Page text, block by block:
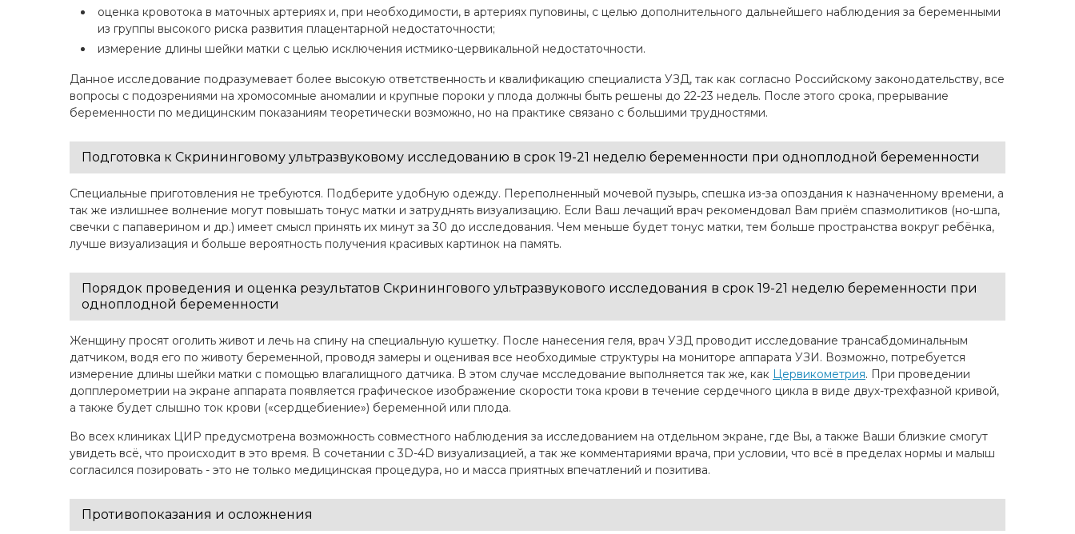
оценка кровотока в маточных артериях и, при необходимости, в артериях пуповины, с целью дополнительного дальнейшего наблюдения за беременными
из группы высокого риска развития плацентарной недостаточности;
измерение длины шейки матки с целью исключения истмико-цервикальной недостаточности.
Данное исследование подразумевает более высокую ответственность и квалификацию специалиста УЗД, так как согласно Российскому законодательству, все
вопросы с подозрениями на хромосомные аномалии и крупные пороки у плода должны быть решены до 22-23 недель. После этого срока, прерывание
беременности по медицинским показаниям теоретически возможно, но на практике связано с большими трудностями.
Подготовка к Скрининговому ультразвуковому исследованию в срок 19-21 неделю беременности при одноплодной беременности
Специальные приготовления не требуются. Подберите удобную одежду. Переполненный мочевой пузырь, спешка из-за опоздания к назначенному времени, а
так же излишнее волнение могут повышать тонус матки и затруднять визуализацию. Если Ваш лечащий врач рекомендовал Вам приём спазмолитиков (но-шпа,
свечки с папаверином и др.) имеет смысл принять их минут за 30 до исследования. Чем меньше будет тонус матки, тем больше пространства вокруг ребёнка,
лучше визуализация и больше вероятность получения красивых картинок на память.
Порядок проведения и оценка результатов Скринингового ультразвукового исследования в срок 19-21 неделю беременности при
одноплодной беременности
Женщину просят оголить живот и лечь на спину на специальную кушетку. После нанесения геля, врач УЗД проводит исследование трансабдоминальным
датчиком, водя его по животу беременной, проводя замеры и оценивая все необходимые структуры на мониторе аппарата УЗИ. Возможно, потребуется
измерение длины шейки матки с помощью влагалищного датчика. В этом случае мсследование выполняется так же, как Цервикометрия. При проведении
допплерометрии на экране аппарата появляется графическое изображение скорости тока крови в течение сердечного цикла в виде двух-трехфазной кривой,
а также будет слышно ток крови («сердцебиение») беременной или плода.
Во всех клиниках ЦИР предусмотрена возможность совместного наблюдения за исследованием на отдельном экране, где Вы, а также Ваши близкие смогут
увидеть всё, что происходит в это время. В сочетании с 3D-4D визуализацией, а так же комментариями врача, при условии, что всё в пределах нормы и малыш
согласился позировать - это не только медицинская процедура, но и масса приятных впечатлений и позитива.
Противопоказания и осложнения